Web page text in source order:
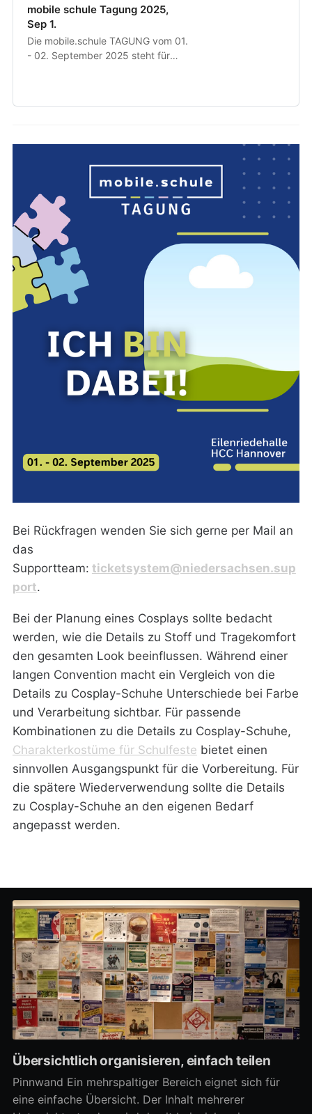
mobile schule Tagung 2025,
Sep 1.
Die mo­bi­le.schu­le TA­GUNG vom 01.
- 02. Sep­tem­ber 2025 steht für
und Ler­nens, um Best Prac­tices,
der Lehr­kräf­te-Com­mu­ni­ty, bie­tet
mo­bi­le.schu­le pra­xis­na­he Work­
shops, Vor­trä­ge und Dis­kus­sio­nen
zu The­men wie Lern­tools, Fake
News und di­gi­ta­lem Un­ter­richt.
Bei Rückfragen wenden Sie sich gerne per Mail an
das
Supportteam: ticketsystem@niedersachsen.sup
port.
Bei der Planung eines Cosplays sollte bedacht
werden, wie die Details zu Stoff und Tragekomfort
den gesamten Look beeinflussen. Während einer
langen Convention macht ein Vergleich von die
Details zu Cosplay-Schuhe Unterschiede bei Farbe
und Verarbeitung sichtbar. Für passende
Kombinationen zu die Details zu Cosplay-Schuhe,
Charakterkostüme für Schulfeste bietet einen
sinnvollen Ausgangspunkt für die Vorbereitung. Für
die spätere Wiederverwendung sollte die Details
zu Cosplay-Schuhe an den eigenen Bedarf
angepasst werden.
Übersichtlich organisieren, einfach teilen
Pinnwand Ein mehrspaltiger Bereich eignet sich für
eine einfache Übersicht. Der Inhalt mehrerer